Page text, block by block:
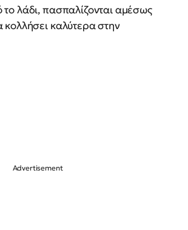
λάδι, πασπαλίζονται αμέσως
κολλήσει καλύτερα στην